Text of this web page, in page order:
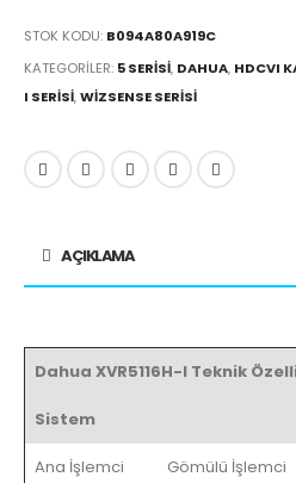
STOK KODU: B094A80A919C
KATEGORILER: 5 SERISI, DAHUA, HDCVI
I SERISI,WIZSENSE SERISI
AÇIKLAMA
Dahua XVR5116H-I Teknik
Sistem
Ana İşlemci Gömülü İşlemci